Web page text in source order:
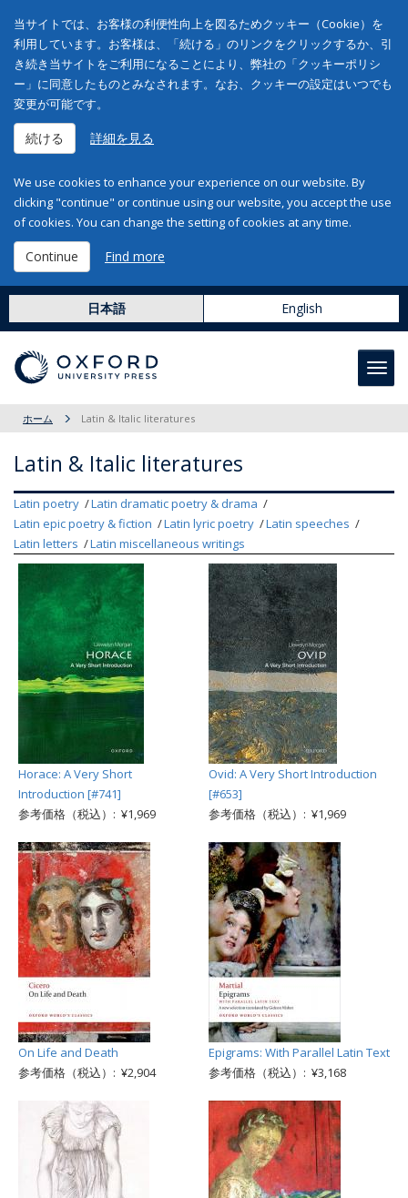
当サイトでは、お客様の利便性向上を図るためクッキー（Cookie）を
利用しています。お客様は、「続ける」のリンクをクリックするか、引
き続き当サイトをご利用になることにより、弊社の「クッキーポリシ
ー」に同意したものとみなされます。なお、クッキーの設定はいつでも
変更が可能です。
続ける 詳細を見る
We use cookies to enhance your experience on our website. By
clicking "continue" or continue using our website, you accept the use
of cookies. You can change the setting of cookies at any time.
Continue Find more
日本語 English
ホーム Latin & Italic literatures
Latin & Italic literatures
Latin poetry
Latin dramatic poetry & drama
Latin epic poetry & fiction
Latin lyric poetry
Latin speeches
Latin letters
Latin miscellaneous writings
Horace: A Very Short
Introduction [#741]
参考価格（税込）: ¥1,969
Ovid: A Very Short Introduction
[#653]
参考価格（税込）: ¥1,969
On Life and Death
参考価格（税込）: ¥2,904
Epigrams: With Parallel Latin Text
参考価格（税込）: ¥3,168